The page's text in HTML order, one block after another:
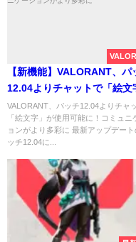
【新機能】VALORANT、パ
12.04よりチャットで「絵文
が使用可能に！コミュニケー
ョンがより多彩に
VALORANT、パッチ12.04よりチャ
「絵文字」が使用可能に！コミュニ
ョンがより多彩に 最新アップデー
ッチ12.04に...